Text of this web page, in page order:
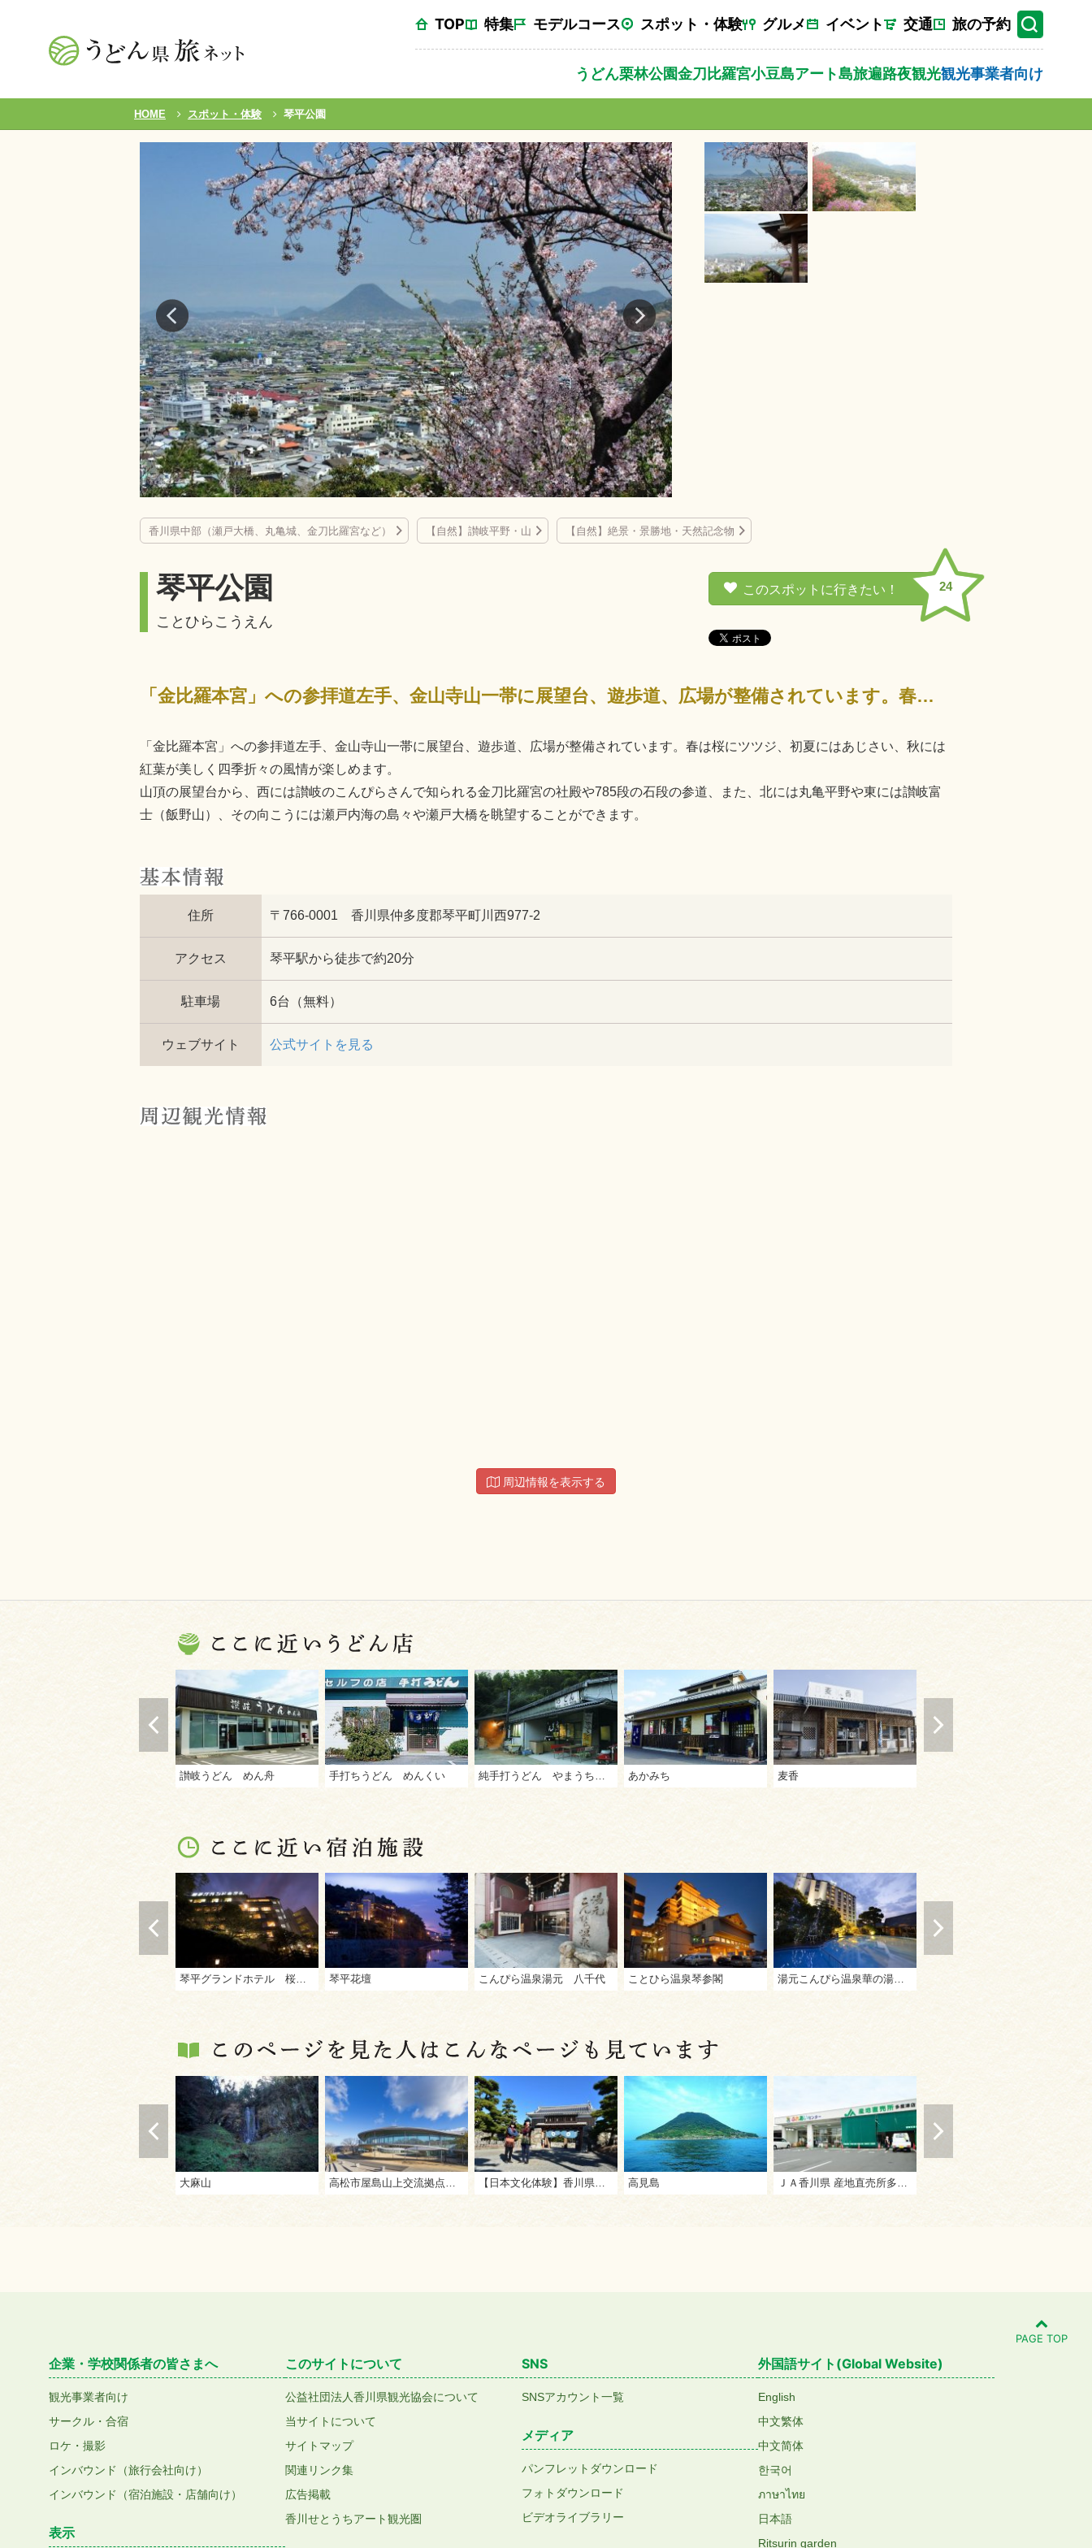
TOP 特集 モデルコース スポット・体験 グルメ イベント 交通 旅の予約
うどん栗林公園金刀比羅宮小豆島アート島旅遍路夜観光観光事業者向け
HOME スポット・体験 琴平公園
香川県中部（瀬戸大橋、丸亀城、金刀比羅宮など） 【自然】讃岐平野・山 【自然】絶景・景勝地・天然記念物
琴平公園
ことひらこうえん
24
「金比羅本宮」への参拝道左手、金山寺山一帯に展望台、遊歩道、広場が整備されています。春は桜にツツジ、…
「金比羅本宮」への参拝道左手、金山寺山一帯に展望台、遊歩道、広場が整備されています。春は桜にツツジ、初夏にはあじさい、秋には
紅葉が美しく四季折々の風情が楽しめます。
山頂の展望台から、西には讃岐のこんぴらさんで知られる金刀比羅宮の社殿や785段の石段の参道、また、北には丸亀平野や東には讃岐富
士（飯野山）、その向こうには瀬戸内海の島々や瀬戸大橋を眺望することができます。
住所 〒766-0001 香川県仲多度郡琴平町川西977-2
アクセス 琴平駅から徒歩で約20分
駐車場 6台（無料）
ウェブサイト 公式サイトを見る
周辺情報を表示する
讃岐うどん めん舟 手打ちうどん めんくい あかみち 麦香
琴平グランドホテル 桜の抄 琴平花壇 こんぴら温泉湯元 八千代 ことひら温泉琴参閣 湯元こんぴら温泉華の湯 紅梅亭
大麻山 高見島
PAGE TOP
企業・学校関係者の皆さまへ
観光事業者向け
サークル・合宿
ロケ・撮影
インバウンド（旅行会社向け）
インバウンド（宿泊施設・店舗向け）
表示
このサイトについて
公益社団法人香川県観光協会について
当サイトについて
サイトマップ
関連リンク集
広告掲載
香川せとうちアート観光圏
SNS
SNSアカウント一覧
メディア
パンフレットダウンロード
フォトダウンロード
ビデオライブラリー
外国語サイト(Global Website)
English
中文繁体
中文简体
한국어
ภาษาไทย
日本語
Ritsurin garden